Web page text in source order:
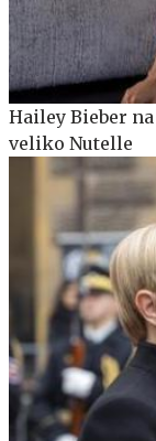
Hailey Bieber
veliko Nutelle